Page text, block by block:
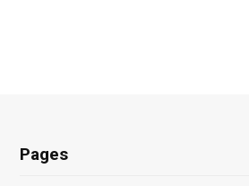
Pages